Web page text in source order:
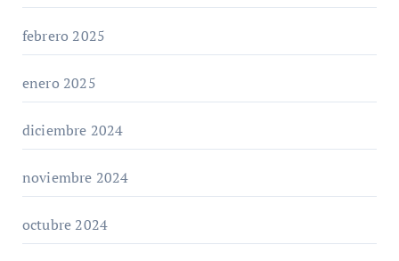
febrero 2025
enero 2025
diciembre 2024
noviembre 2024
octubre 2024